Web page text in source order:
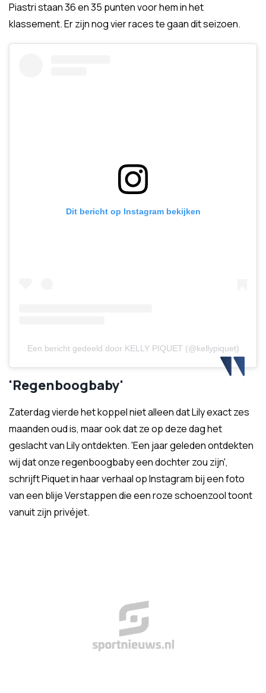
Piastri staan 36 en 35 punten voor hem in het
klassement. Er zijn nog vier races te gaan dit seizoen.
Dit bericht op Instagram bekijken
Een bericht gedeeld door KELLY PIQUET (@kellypiquet)
'Regenboogbaby'
Zaterdag vierde het koppel niet alleen dat Lily exact zes
maanden oud is, maar ook dat ze op deze dag het
geslacht van Lily ontdekten. 'Een jaar geleden ontdekten
wij dat onze regenboogbaby een dochter zou zijn',
schrijft Piquet in haar verhaal op Instagram bij een foto
van een blije Verstappen die een roze schoenzool toont
vanuit zijn privéjet.